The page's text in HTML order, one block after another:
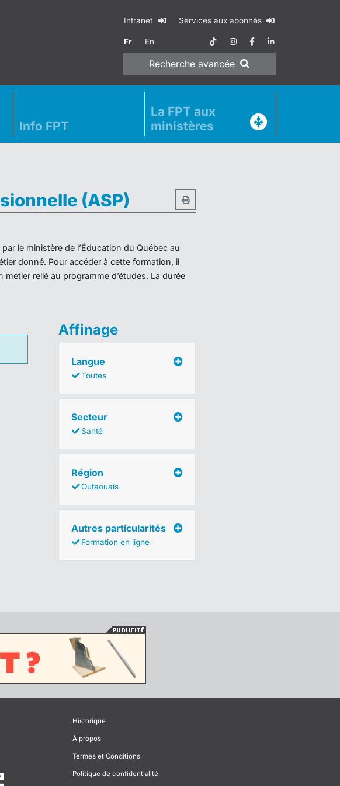
Intranet Services aux abonnés
Fr En
Recherche avancée
Info FPT
La FPT aux
ministères
(ASP)
le ministère de l’Éducation du Québec au
donné. Pour accéder à cette formation, il
relié au programme d’études. La durée
Affinage
Langue
Toutes
Secteur
Santé
Région
Outaouais
Autres particularités
Formation en ligne
Historique
À propos
Termes et Conditions
Politique de confidentialité